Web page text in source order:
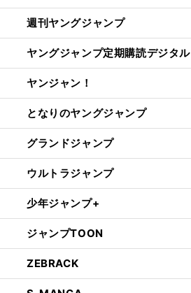
週刊ヤングジャンプ
ヤングジャンプ定期購読デジタル
ヤンジャン！
となりのヤングジャンプ
グランドジャンプ
ウルトラジャンプ
少年ジャンプ+
ジャンプTOON
ZEBRACK